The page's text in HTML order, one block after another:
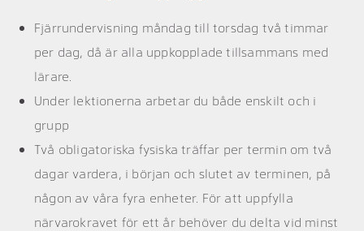
Fjärrundervisning måndag till torsdag två timmar
per dag, då är alla uppkopplade tillsammans med
lärare.
Under lektionerna arbetar du både enskilt och i
grupp
Två obligatoriska fysiska träffar per termin om två
dagar vardera, i början och slutet av terminen, på
någon av våra fyra enheter. För att uppfylla
närvarokravet för ett år behöver du delta vid minst